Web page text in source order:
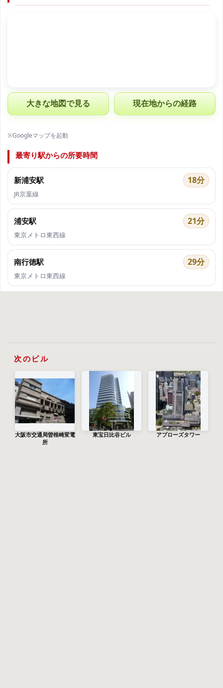
大きな地図で見る 現在地からの経路
※Googleマップを起動
最寄り駅からの所要時間
新浦安駅 18分
JR京葉線
浦安駅 21分
東京メトロ東西線
南行徳駅 29分
東京メトロ東西線
次のビル
大阪市交通局曽根崎変電
所
東宝日比谷ビル アプローズタワー